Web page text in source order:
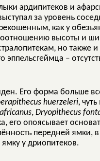
ардипитеков и
за уровень
как у
высоты и
но
эппельсгеймца –
Его форма больше
huerzeleri,
, Dryopithecus
его опоясывает
передней ямки,
у дриопитеков.